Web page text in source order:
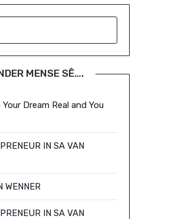
MENSE SÊ….
Your Dream Real and You
IN SA VAN
WENNER
IN SA VAN